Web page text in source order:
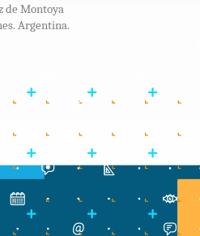
de Montoya
Argentina.